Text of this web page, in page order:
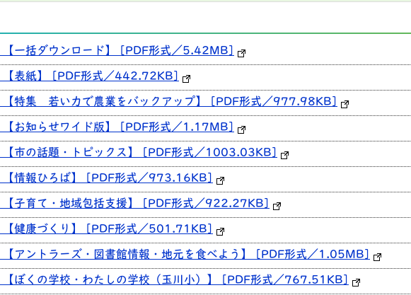
一括ダウンロード】 [PDF形式／5.42MB]
表紙】 [PDF形式／442.72KB]
特集 若い力で農業をバックアップ】 [PDF形式／977.98KB]
お知らせワイド版】 [PDF形式／1.17MB]
市の話題・トピックス】 [PDF形式／1003.03KB]
情報ひろば】 [PDF形式／973.16KB]
子育て・地域包括支援】 [PDF形式／922.27KB]
健康づくり】 [PDF形式／501.71KB]
アントラーズ・図書館情報・地元を食べよう】 [PDF形式／1.05MB]
ぼくの学校・わたしの学校（玉川小）】 [PDF形式／767.51KB]